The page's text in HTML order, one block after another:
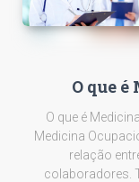
O que
O que é
Medicina
relação
colaboradores.